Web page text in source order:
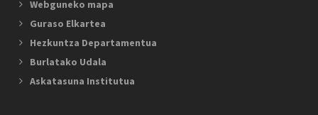
Webguneko mapa
Guraso Elkartea
Hezkuntza Departamentua
Burlatako Udala
Askatasuna Institutua